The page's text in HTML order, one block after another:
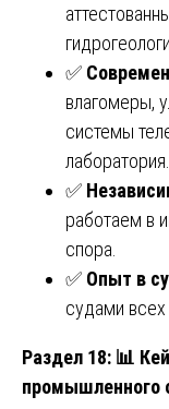
✅
влагомеры,
системы
лаборатория.
✅
работаем в
спора.
✅ Опыт в
судами всех
Раздел 18: 📊
промышленного